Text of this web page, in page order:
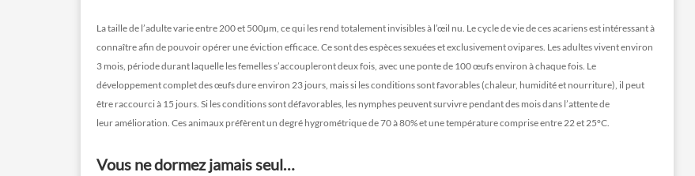
La taille de l’adulte varie entre 200 et 500µm, ce qui les rend totalement invisibles à l’œil nu. Le cycle de vie de ces acariens est intéressant à
connaître afin de pouvoir opérer une éviction efficace. Ce sont des espèces sexuées et exclusivement ovipares. Les adultes vivent environ
3 mois, période durant laquelle les femelles s’accoupleront deux fois, avec une ponte de 100 œufs environ à chaque fois. Le
développement complet des œufs dure environ 23 jours, mais si les conditions sont favorables (chaleur, humidité et nourriture), il peut
être raccourci à 15 jours. Si les conditions sont défavorables, les nymphes peuvent survivre pendant des mois dans l’attente de
leur amélioration. Ces animaux préfèrent un degré hygrométrique de 70 à 80% et une température comprise entre 22 et 25°C.
Vous ne dormez jamais seul…